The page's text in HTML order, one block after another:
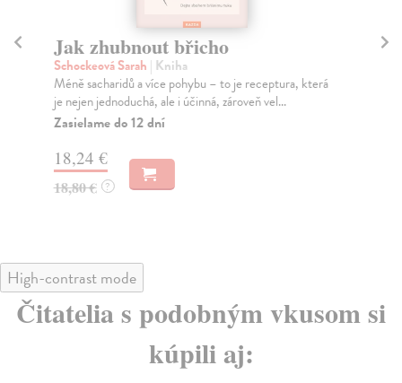
Jak zhubnout břicho
Schockeová Sarah | Kniha
Méně sacharidů a více pohybu – to je receptura, která
je nejen jednoduchá, ale i účinná, zároveň vel...
Zasielame do 12 dní
18,24 €
18,80 € ?
High-contrast mode
Čitatelia s podobným vkusom si
kúpili aj: